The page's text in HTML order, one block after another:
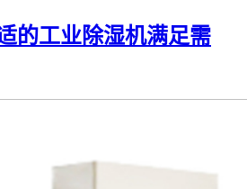
的工业除湿机满足需